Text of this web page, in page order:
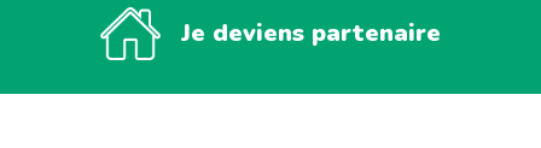
Je deviens partenaire